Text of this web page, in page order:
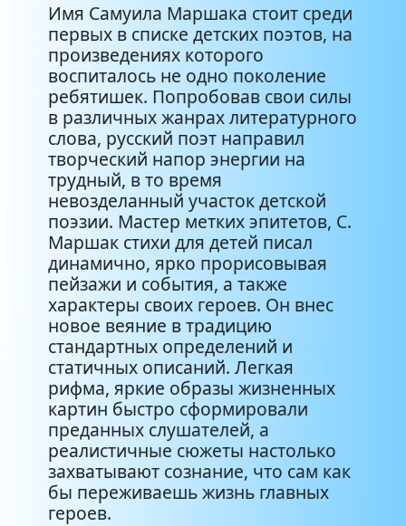
Имя Самуила Маршака стоит среди
первых в списке детских поэтов, на
произведениях которого
воспиталось не одно поколение
ребятишек. Попробовав свои силы
в различных жанрах литературного
слова, русский поэт направил
творческий напор энергии на
трудный, в то время
невозделанный участок детской
поэзии. Мастер метких эпитетов, С.
Маршак стихи для детей писал
динамично, ярко прорисовывая
пейзажи и события, а также
характеры своих героев. Он внес
новое веяние в традицию
стандартных определений и
статичных описаний. Легкая
рифма, яркие образы жизненных
картин быстро сформировали
преданных слушателей, а
реалистичные сюжеты настолько
захватывают сознание, что сам как
бы переживаешь жизнь главных
героев.